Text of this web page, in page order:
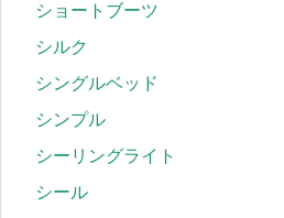
ショートブーツ
シルク
シングルベッド
シンプル
シーリングライト
シール